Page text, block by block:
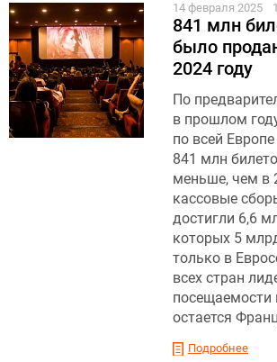
14 февраля 2025
841 млн
было
2024 году
По
в прошлом
по всей
841 млн
меньше, чем в
кассовые
достигли 6,6
которых 5
только в
всех стран
посещаемости
остается
Подробнее